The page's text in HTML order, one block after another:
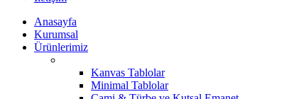
Anasayfa
Kurumsal
Ürünlerimiz
Kanvas Tablolar
Minimal Tablolar